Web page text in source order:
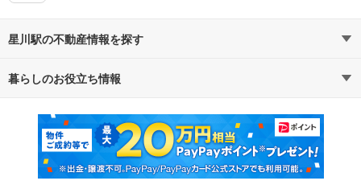
星川駅の不動産情報を探す
不動産・住宅
新築マンション 中古マンション
新築一戸建て 中古一戸建て
暮らしのお役立ち情報
マンションカタログ 教えて！住まいの先生